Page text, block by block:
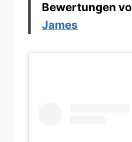
Bewertungen
James